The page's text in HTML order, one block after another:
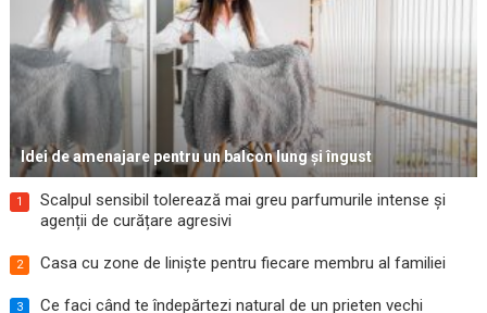
Idei de amenajare pentru un balcon lung și îngust
1
Scalpul sensibil tolerează mai greu parfumurile intense și
agenții de curățare agresivi
2 Casa cu zone de liniște pentru fiecare membru al familiei
3 Ce faci când te îndepărtezi natural de un prieten vechi